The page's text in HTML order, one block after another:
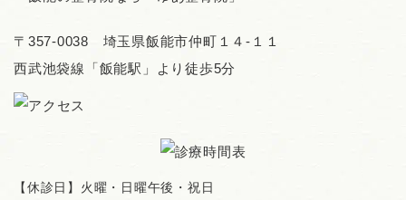
〒357-0038 埼玉県飯能市仲町１４-１１
西武池袋線「飯能駅」より徒歩5分
【休診日】火曜・日曜午後・祝日